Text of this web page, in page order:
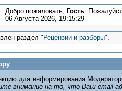
Добро пожаловать, Гость.
06 Августа 2026, 19:15:29
раздел"Рецензии и разборы".
для информирования
внимание на то, что Ваш email